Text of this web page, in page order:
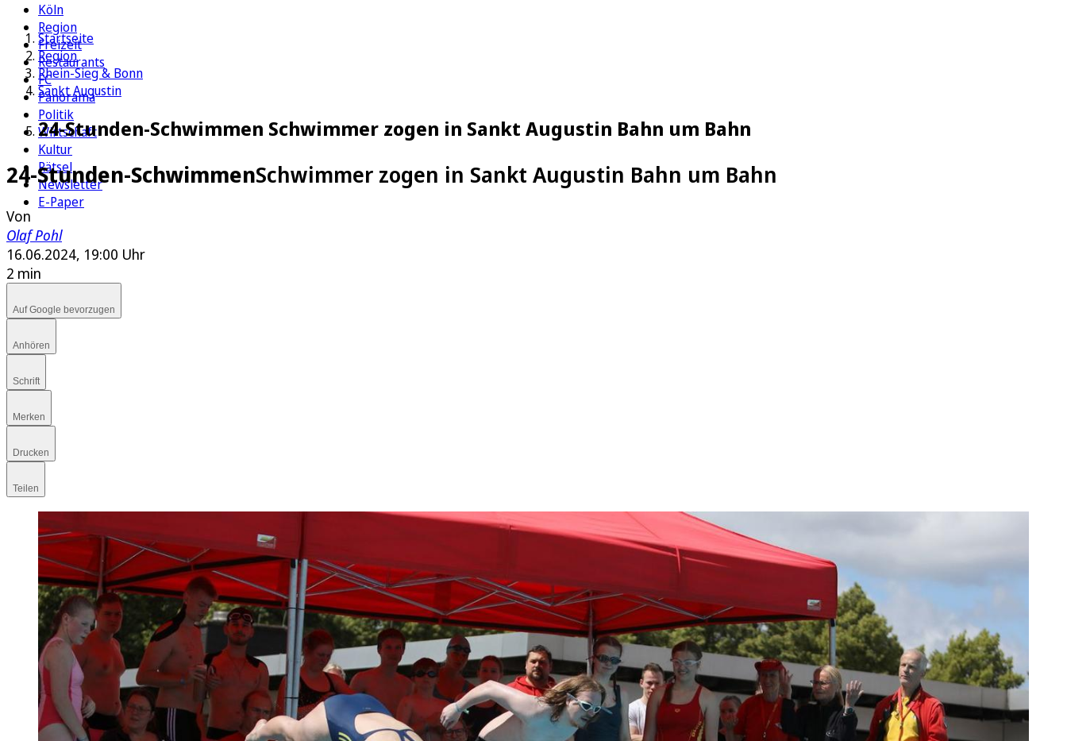
Köln
Region
Freizeit
Restaurants
FC
Panorama
Politik
Wirtschaft
Kultur
Rätsel
Newsletter
E-Paper
Startseite
Region
Rhein-Sieg & Bonn
Sankt Augustin
24-Stunden-Schwimmen Schwimmer zogen in Sankt Augustin Bahn um Bahn
24-Stunden-SchwimmenSchwimmer zogen in Sankt Augustin Bahn um Bahn
Von
Olaf Pohl
16.06.2024, 19:00 Uhr
2 min
Auf Google bevorzugen
Anhören
Schrift
Merken
Drucken
Teilen